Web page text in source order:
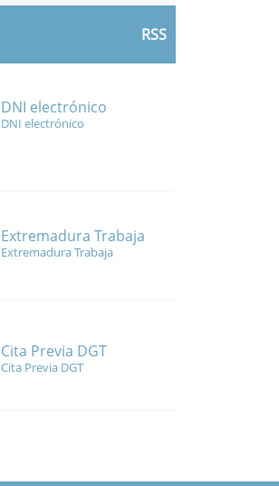
RSS
DNI electrónico
DNI electrónico
Extremadura Trabaja
Extremadura Trabaja
Cita Previa DGT
Cita Previa DGT